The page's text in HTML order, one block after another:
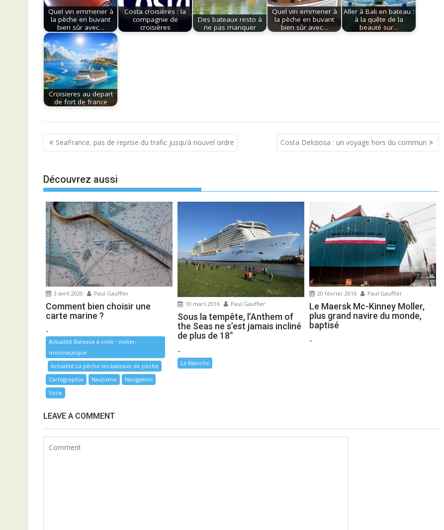
Quel vin emmener à
la pèche en buvant
bien sûr avec…
Costa croisières : la
compagnie de
croisières
Des bateaux resto à
ne pas manquer
Quel vin emmener à
la pèche en buvant
bien sûr avec…
Aller à Bali en bateau :
à la quête de la
beauté sur…
Croisieres au depart
de fort de france
Navigation
de
SeaFrance, pas de reprise du trafic jusqu’à nouvel ordre Costa Deliziosa : un voyage hors du commun
Découvrez aussi
3 avril 2020 Paul Gauffier
Comment bien choisir une
carte marine ?
-
Actualité Bateaux à voile : voilier,
motonautique
Actualité La pèche les bateaux de pèche
Cartographie
Nautisme
Navigation
Voile
10 mars 2016 Paul Gauffier
Sous la tempête, l’Anthem of
the Seas ne s’est jamais incliné
de plus de 18°
-
La Manche
20 février 2016 Paul Gauffier
Le Maersk Mc-Kinney Moller,
plus grand navire du monde,
baptisé
-
LEAVE A COMMENT